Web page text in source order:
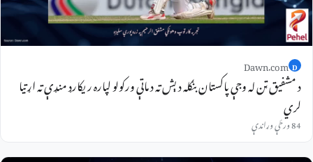
D
Dawn.com
د مشفیق ټن له وجې پاکستان بنګله دېش ته د ماتې ورکولو لپاره ریکارډ منډې ته اړتیا
لري
84 ورځې وړاندې